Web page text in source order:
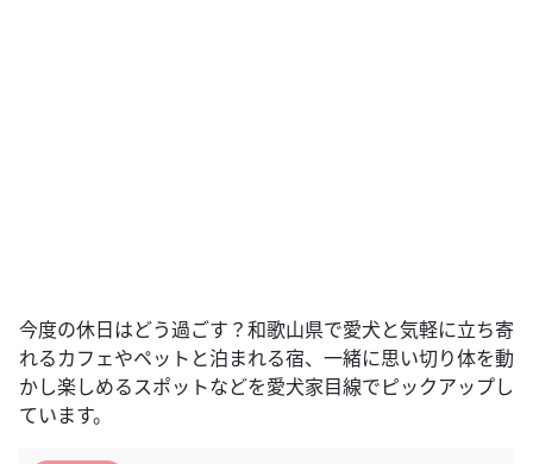
今度の休日はどう過ごす？和歌山県で愛犬と気軽に立ち寄
れるカフェやペットと泊まれる宿、一緒に思い切り体を動
かし楽しめるスポットなどを愛犬家目線でピックアップし
ています。